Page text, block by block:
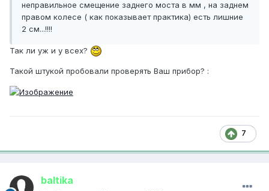
неправильное смещение заднего моста в мм , на заднем
правом колесе ( как показывает практика) есть лишние
2 см...!!!!
Так ли уж и у всех?
Такой штукой пробовали проверять Ваш прибор? :
7
baltika